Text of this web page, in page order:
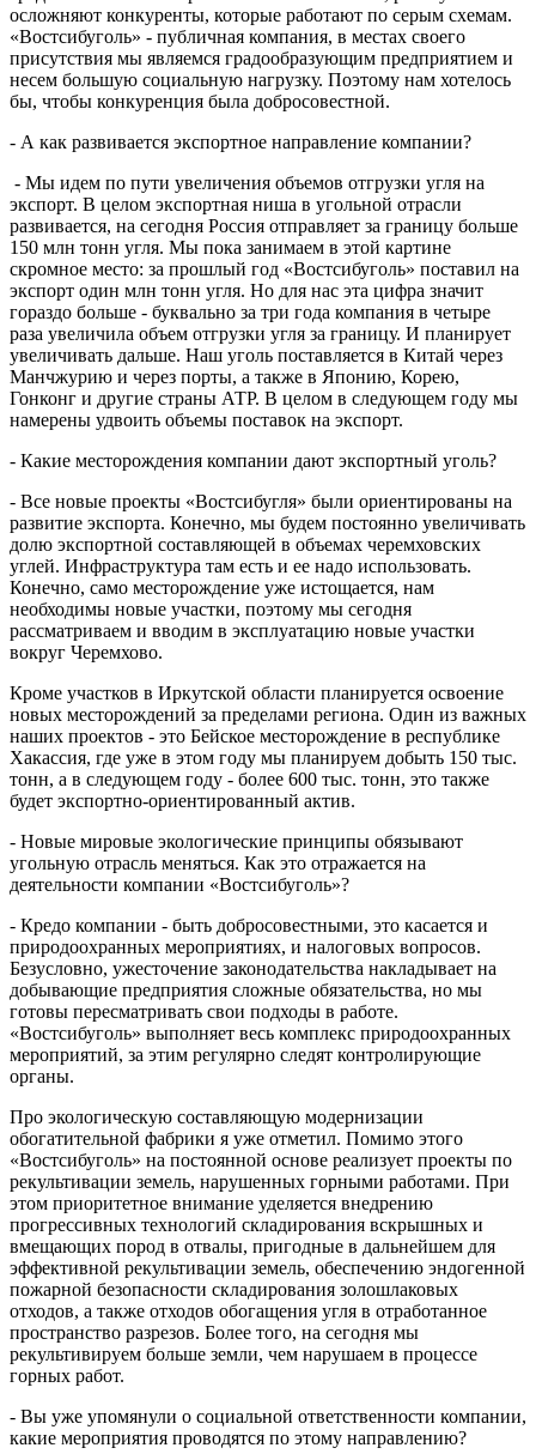
осложняют конкуренты, которые работают по серым схемам.
«Востсибуголь» - публичная компания, в местах своего
присутствия мы являемся градообразующим предприятием и
несем большую социальную нагрузку. Поэтому нам хотелось
бы, чтобы конкуренция была добросовестной.
- А как развивается экспортное направление компании?
- Мы идем по пути увеличения объемов отгрузки угля на
экспорт. В целом экспортная ниша в угольной отрасли
развивается, на сегодня Россия отправляет за границу больше
150 млн тонн угля. Мы пока занимаем в этой картине
скромное место: за прошлый год «Востсибуголь» поставил на
экспорт один млн тонн угля. Но для нас эта цифра значит
гораздо больше - буквально за три года компания в четыре
раза увеличила объем отгрузки угля за границу. И планирует
увеличивать дальше. Наш уголь поставляется в Китай через
Манчжурию и через порты, а также в Японию, Корею,
Гонконг и другие страны АТР. В целом в следующем году мы
намерены удвоить объемы поставок на экспорт.
- Какие месторождения компании дают экспортный уголь?
- Все новые проекты «Востсибугля» были ориентированы на
развитие экспорта. Конечно, мы будем постоянно увеличивать
долю экспортной составляющей в объемах черемховских
углей. Инфраструктура там есть и ее надо использовать.
Конечно, само месторождение уже истощается, нам
необходимы новые участки, поэтому мы сегодня
рассматриваем и вводим в эксплуатацию новые участки
вокруг Черемхово.
Кроме участков в Иркутской области планируется освоение
новых месторождений за пределами региона. Один из важных
наших проектов - это Бейское месторождение в республике
Хакассия, где уже в этом году мы планируем добыть 150 тыс.
тонн, а в следующем году - более 600 тыс. тонн, это также
будет экспортно-ориентированный актив.
- Новые мировые экологические принципы обязывают
угольную отрасль меняться. Как это отражается на
деятельности компании «Востсибуголь»?
- Кредо компании - быть добросовестными, это касается и
природоохранных мероприятиях, и налоговых вопросов.
Безусловно, ужесточение законодательства накладывает на
добывающие предприятия сложные обязательства, но мы
готовы пересматривать свои подходы в работе.
«Востсибуголь» выполняет весь комплекс природоохранных
мероприятий, за этим регулярно следят контролирующие
органы.
Про экологическую составляющую модернизации
обогатительной фабрики я уже отметил. Помимо этого
«Востсибуголь» на постоянной основе реализует проекты по
рекультивации земель, нарушенных горными работами. При
этом приоритетное внимание уделяется внедрению
прогрессивных технологий складирования вскрышных и
вмещающих пород в отвалы, пригодные в дальнейшем для
эффективной рекультивации земель, обеспечению эндогенной
пожарной безопасности складирования золошлаковых
отходов, а также отходов обогащения угля в отработанное
пространство разрезов. Более того, на сегодня мы
рекультивируем больше земли, чем нарушаем в процессе
горных работ.
- Вы уже упомянули о социальной ответственности компании,
какие мероприятия проводятся по этому направлению?